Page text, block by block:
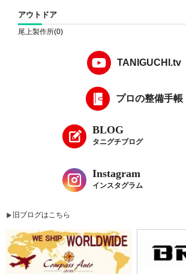
アウトドア
尾上製作所(0)
TANIGUCHI.tv
プロの整備手帳
BLOG
タニグチブログ
Instagram
インスタグラム
旧ブログはこちら